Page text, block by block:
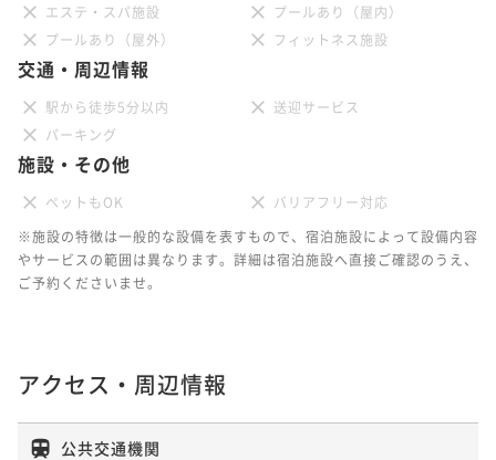
エステ・スパ施設
プールあり（屋内）
プールあり（屋外）
フィットネス施設
交通・周辺情報
駅から徒歩5分以内
送迎サービス
パーキング
施設・その他
ペットもOK
バリアフリー対応
※施設の特徴は一般的な設備を表すもので、宿泊施設によって設備内容
やサービスの範囲は異なります。詳細は宿泊施設へ直接ご確認のうえ、
ご予約くださいませ。
アクセス・周辺情報
公共交通機関